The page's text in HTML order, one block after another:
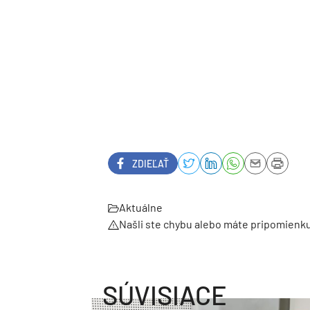
ZDIEĽAŤ
Aktuálne
Našli ste chybu alebo máte
SÚVISIACE